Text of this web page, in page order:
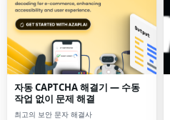
자동 CAPTCHA 해결기 — 수동
작업 없이 문제 해결
최고의 보안 문자 해결사